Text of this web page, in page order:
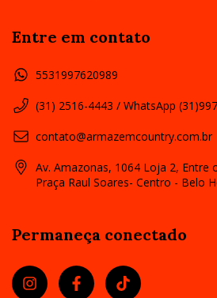
Entre em contato
5531997620989
(31) 2516-4443 / WhatsApp
contato@armazemcountry.com.br
Av. Amazonas, 1064 Loja 2, Entre
Praça Raul Soares- Centro - Belo
Permaneça conectado